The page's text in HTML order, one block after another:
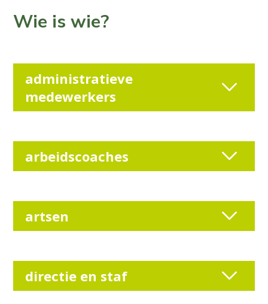
Wie is wie?
administratieve
medewerkers
arbeidscoaches
artsen
directie en staf